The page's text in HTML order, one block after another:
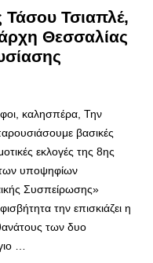
Τσιαπλέ,
Θεσσαλίας
καλησπέρα, Την
βασικές
εκλογές της 8ης
υποψηφίων
Συσπείρωσης»
την επισκιάζει η
των δυο
…